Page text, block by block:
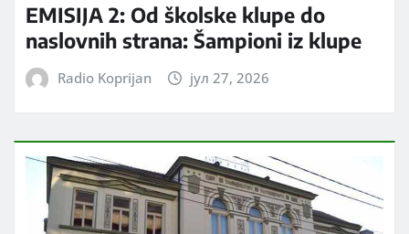
EMISIJA 2: Od školske klupe do
naslovnih strana: Šampioni iz klupe
Radio Koprijan јул 27, 2026